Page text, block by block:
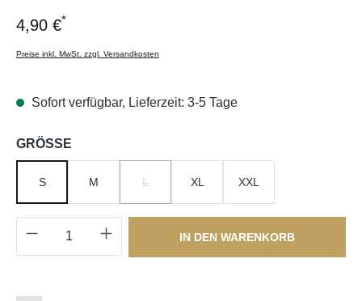
4,90 €*
Preise inkl. MwSt. zzgl. Versandkosten
Sofort verfügbar, Lieferzeit: 3-5 Tage
GRÖSSE
S M L XL XXL
Produkt Anzahl: Gib den gewünschten
IN DEN WARENKORB